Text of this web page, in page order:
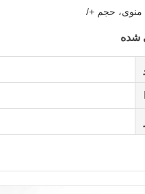
منوی، حجم +/
شده